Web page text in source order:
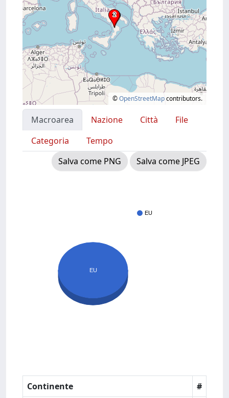
©OpenStreetMapcontributors.
Macroarea Nazione Città
File
Categoria
Tempo
Salva come PNG
Salva come JPEG
EU
EU
Continente #